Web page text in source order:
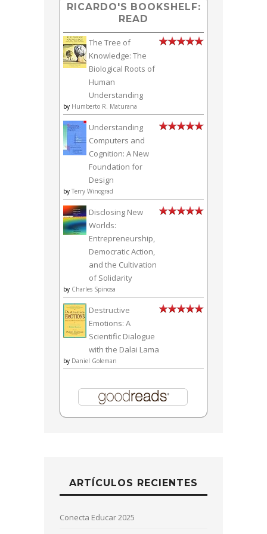
RICARDO'S BOOKSHELF:
READ
The Tree of
Knowledge: The
Biological Roots of
Human
Understanding
by Humberto R. Maturana
Understanding
Computers and
Cognition: A New
Foundation for
Design
by Terry Winograd
Disclosing New
Worlds:
Entrepreneurship,
Democratic Action,
and the Cultivation
of Solidarity
by Charles Spinosa
Destructive
Emotions: A
Scientific Dialogue
with the Dalai Lama
by Daniel Goleman
ARTÍCULOS RECIENTES
Conecta Educar 2025